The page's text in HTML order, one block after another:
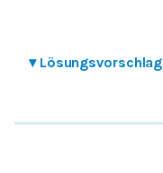
▾ Lösungsvorschlag